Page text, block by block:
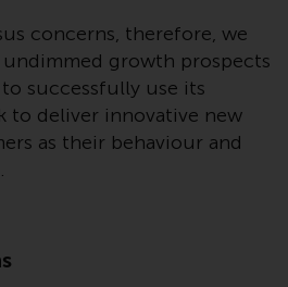
Feldeggstrasse 12,
Zahlstelle der von
Fonds in
die Helvetische
215, CH-
oder ein
die
concerns, therefore, we
growth prospects
successfully use its
to deliver innovative new
as their behaviour and